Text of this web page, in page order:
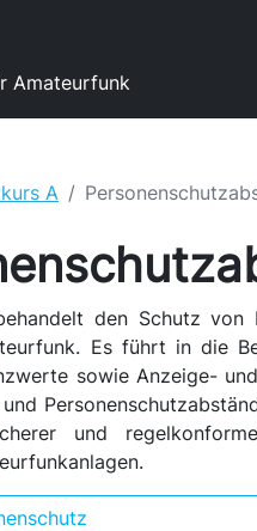
Amateurfunk
A
den Schutz von
Es führt in die
sowie Anzeige-
und